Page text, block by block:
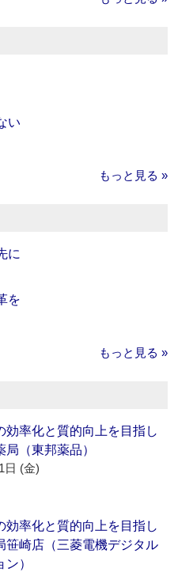
い
もっと見る »
に
を
もっと見る »
効率化と質的向上を目指し
（東邦薬品）
日 (金)
効率化と質的向上を目指し
笹崎店（三菱電機デジタル
）